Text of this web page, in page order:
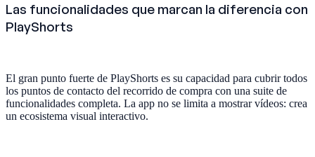
Las funcionalidades que marcan la diferencia con
PlayShorts
El gran punto fuerte de PlayShorts es su capacidad para cubrir todos
los puntos de contacto del recorrido de compra con una suite de
funcionalidades completa. La app no se limita a mostrar vídeos: crea
un ecosistema visual interactivo.